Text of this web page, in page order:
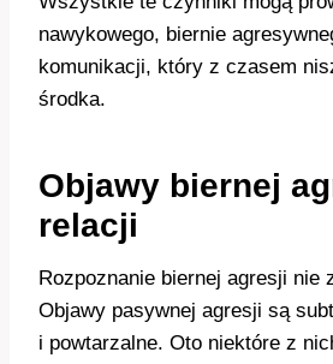
nawykowego, biernie
komunikacji, który z czasem
środka.
Objawy biernej
relacji
Rozpoznanie biernej agresji nie
Objawy pasywnej agresji są
i powtarzalne. Oto niektóre z